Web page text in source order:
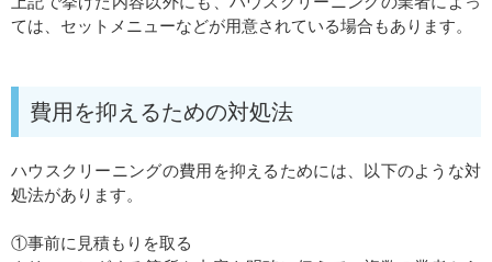
ては、セットメニューなどが用意されている場合もあります。
費用を抑えるための対処法
ハウスクリーニングの費用を抑えるためには、以下のような対
処法があります。
①事前に見積もりを取る